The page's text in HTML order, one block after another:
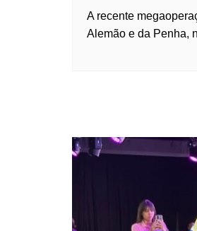
A recente
Alemão e da Penha,